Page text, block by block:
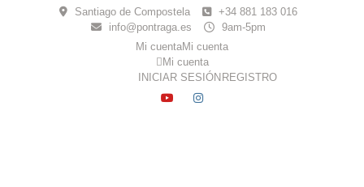
Santiago de Compostela
+34 881 183 016
info@pontraga.es
9am-5pm
Mi cuentaMi cuenta
Mi cuenta
INICIAR SESIÓN REGISTRO
YOUTUBE
INSTAGRAM